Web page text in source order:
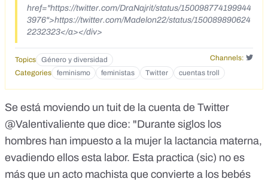
href="https://twitter.com/DraNajrit/status/150098774199944
3976">https://twitter.com/Madelon22/status/150089890624
2232323</a></div>
Topics Género y diversidad
Channels:
Categories
feminismo feministas Twitter cuentas troll
Se está moviendo un tuit de la cuenta de Twitter
@Valentivaliente que dice: "Durante siglos los
hombres han impuesto a la mujer la lactancia materna,
evadiendo ellos esta labor. Esta practica (sic) no es
más que un acto machista que convierte a los bebés